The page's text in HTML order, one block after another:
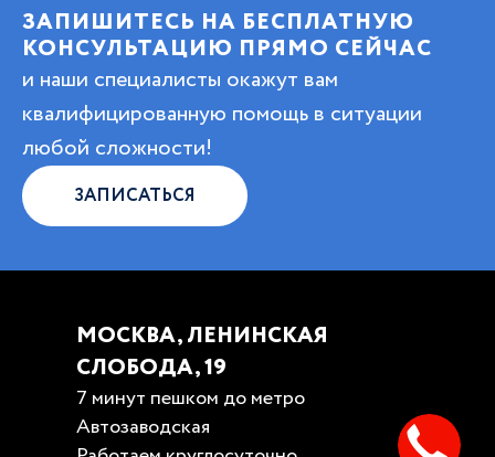
ЗАПИШИТЕСЬ НА БЕСПЛАТНУЮ
КОНСУЛЬТАЦИЮ ПРЯМО СЕЙЧАС
и наши специалисты окажут вам
квалифицированную помощь в ситуации
любой сложности!
ЗАПИСАТЬСЯ
МОСКВА, ЛЕНИНСКАЯ
СЛОБОДА, 19
7 минут пешком до метро
Автозаводская